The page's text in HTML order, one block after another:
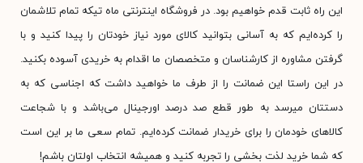
این راه ثابت قدم خواهیم بود. در فروشگاه اینترنتی ماه تیکه تمام تلاشمان
را کرده‌ایم که به آسانی بتوانید کالای مورد نیاز خودتان را پیدا کنید و با
گرفتن مشاوره از کارشناسان و متخصصان ما اقدام به خریدی آسوده بکنید.
در این راستا این ضمانت را از طرف ما خواهید داشت که اجناسی که به
دستتان میرسد به طور قطع صد درصد اورجینال می‌باشد و با شجاعت
کالاهای خودمان را برای خریدار ضمانت کرده‌ایم. تمام سعی ما بر این است
که شما خرید لذت بخشی را تجربه کنید و همیشه انتخاب اولتان باشم!